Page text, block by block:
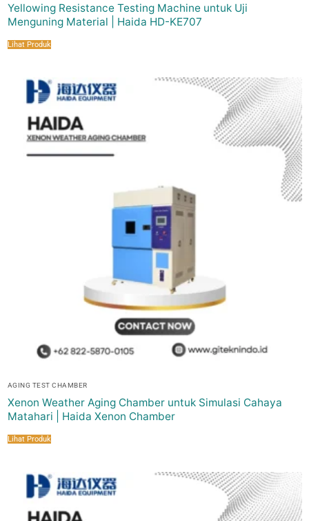
Yellowing Resistance Testing Machine untuk Uji
Menguning Material | Haida HD-KE707
Lihat Produk
AGING TEST CHAMBER
Xenon Weather Aging Chamber untuk Simulasi Cahaya
Matahari | Haida Xenon Chamber
Lihat Produk